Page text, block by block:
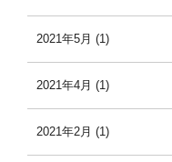
2021年5月 (1)
2021年4月 (1)
2021年2月 (1)